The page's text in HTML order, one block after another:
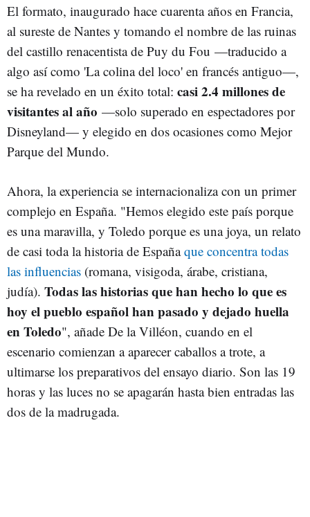
El formato, inaugurado hace cuarenta años en Francia,
al sureste de Nantes y tomando el nombre de las ruinas
del castillo renacentista de Puy du Fou —traducido a
algo así como 'La colina del loco' en francés antiguo—,
se ha revelado en un éxito total: casi 2.4 millones de
visitantes al año —solo superado en espectadores por
Disneyland— y elegido en dos ocasiones como Mejor
Parque del Mundo.
Ahora, la experiencia se internacionaliza con un primer
complejo en España. "Hemos elegido este país porque
es una maravilla, y Toledo porque es una joya, un relato
de casi toda la historia de Españaque concentra todas
las influencias (romana, visigoda, árabe, cristiana,
judía). Todas las historias que han hecho lo que es
hoy el pueblo español han pasado y dejado huella
en Toledo", añade De la Villéon, cuando en el
escenario comienzan a aparecer caballos a trote, a
ultimarse los preparativos del ensayo diario. Son las 19
horas y las luces no se apagarán hasta bien entradas las
dos de la madrugada.